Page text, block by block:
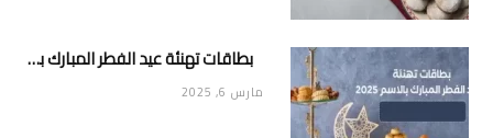
بطاقات تهنئة عيد الفطر المبارك بالاسم 2025
مارس 6, 2025